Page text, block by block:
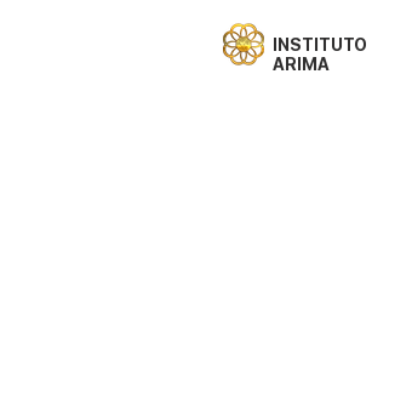
INSTITUTO
ARIMA